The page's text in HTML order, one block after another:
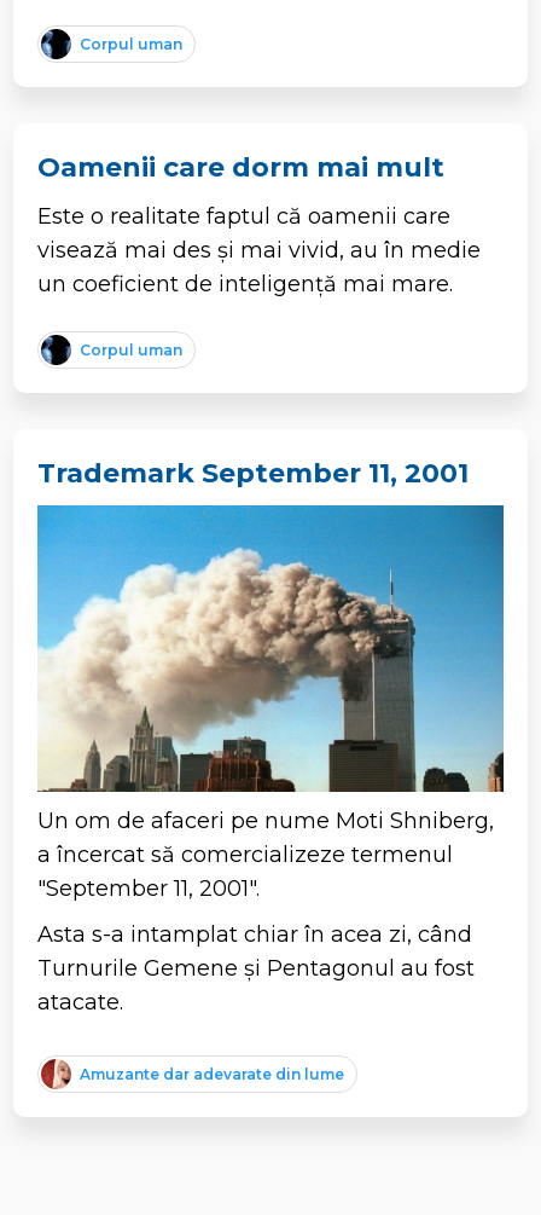
Corpul uman
Oamenii care dorm mai mult
Este o realitate faptul că oamenii care
visează mai des și mai vivid, au în medie
un coeficient de inteligență mai mare.
Corpul uman
Trademark September 11, 2001
Un om de afaceri pe nume Moti Shniberg,
a încercat să comercializeze termenul
"September 11, 2001".
Asta s-a intamplat chiar în acea zi, când
Turnurile Gemene și Pentagonul au fost
atacate.
Amuzante dar adevarate din lume